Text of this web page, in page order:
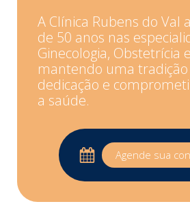
A Clínica Rubens do Val
de 50 anos nas
Ginecologia, Obstetrícia
mantendo uma
dedicação e
a saúde.
Agende sua